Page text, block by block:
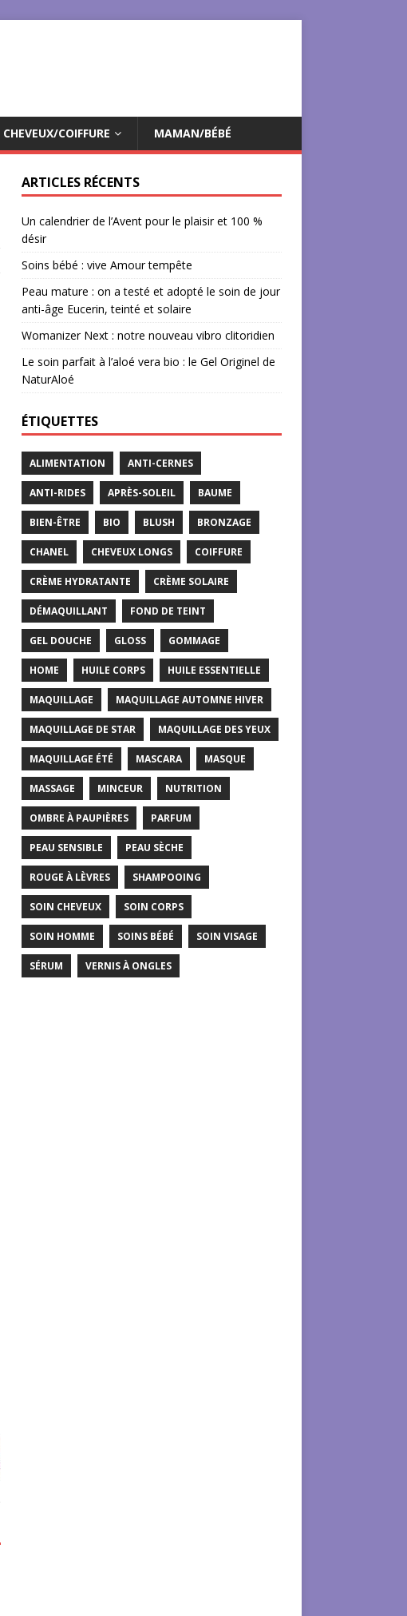
CHEVEUX/COIFFURE MAMAN/BÉBÉ
ARTICLES RÉCENTS
Un calendrier de l’Avent pour le plaisir et 100 %
désir
Soins bébé : vive Amour tempête
Peau mature : on a testé et adopté le soin de jour
anti-âge Eucerin, teinté et solaire
Womanizer Next : notre nouveau vibro clitoridien
Le soin parfait à l’aloé vera bio : le Gel Originel de
NaturAloé
ÉTIQUETTES
ALIMENTATION ANTI-CERNES
ANTI-RIDES APRÈS-SOLEIL BAUME
BIEN-ÊTRE BIO BLUSH BRONZAGE
CHANEL CHEVEUX LONGS COIFFURE
CRÈME HYDRATANTE CRÈME SOLAIRE
DÉMAQUILLANT FOND DE TEINT
GEL DOUCHE GLOSS GOMMAGE
HOME HUILE CORPS HUILE ESSENTIELLE
MAQUILLAGE MAQUILLAGE AUTOMNE HIVER
MAQUILLAGE DE STAR MAQUILLAGE DES YEUX
MAQUILLAGE ÉTÉ MASCARA MASQUE
MASSAGE MINCEUR NUTRITION
OMBRE À PAUPIÈRES PARFUM
PEAU SENSIBLE PEAU SÈCHE
ROUGE À LÈVRES SHAMPOOING
SOIN CHEVEUX SOIN CORPS
SOIN HOMME SOINS BÉBÉ SOIN VISAGE
SÉRUM VERNIS À ONGLES